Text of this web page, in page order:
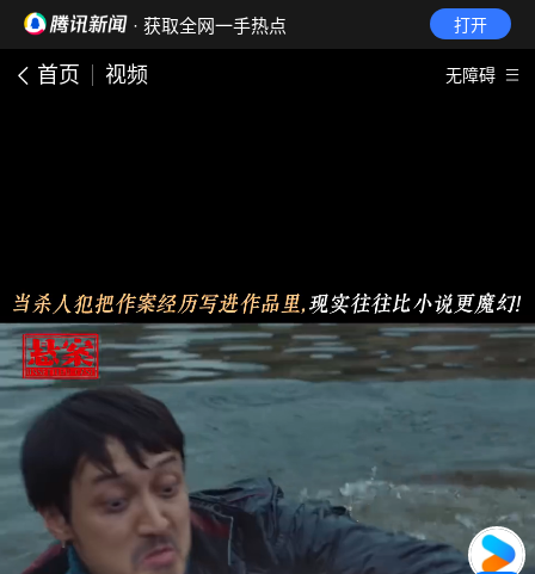
· 获取全网一手热点 打开
首页 视频 无障碍